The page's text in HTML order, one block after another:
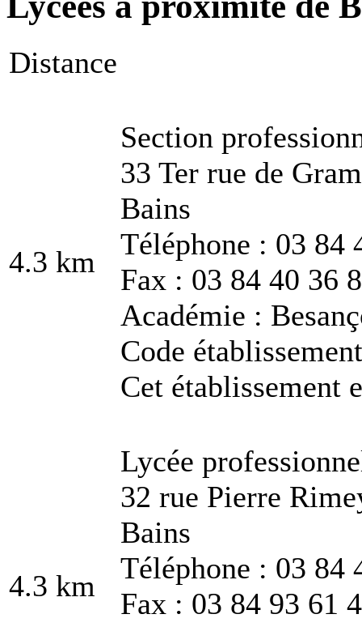
Distance
4.3 km
Section
33 Ter rue de
Bains
Téléphone : 03 84
Fax : 03 84 40 36
Académie :
Code
Cet établissement
4.3 km
Lycée
32 rue Pierre
Bains
Téléphone : 03 84
Fax : 03 84 93 61